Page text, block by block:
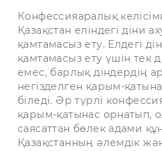
Конфессияаралық
Қазақстан еліндегі діни
қамтамасыз ету. Елдегі
қамтамасыз ету үшін тек
емес, барлық діндердің
негізделген қарым-
біледі. Әр түрлі
қарым-қатынас орнатып,
саясаттан бөлек адами
Қазақстанның әлемдік